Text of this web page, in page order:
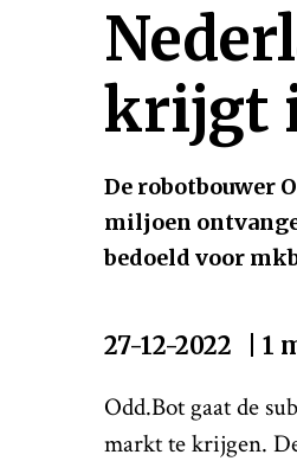
krijgt
De robotbouwer
miljoen
bedoeld voor
27-12-2022 | 1
Odd.Bot gaat de
markt te krijgen.